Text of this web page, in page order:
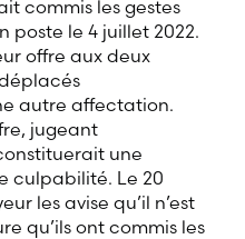
commis les gestes
poste le 4 juillet 2022.
offre aux deux
autre affectation.
jugeant
une
culpabilité. Le 20
les avise qu’il n’est
qu’ils ont commis les